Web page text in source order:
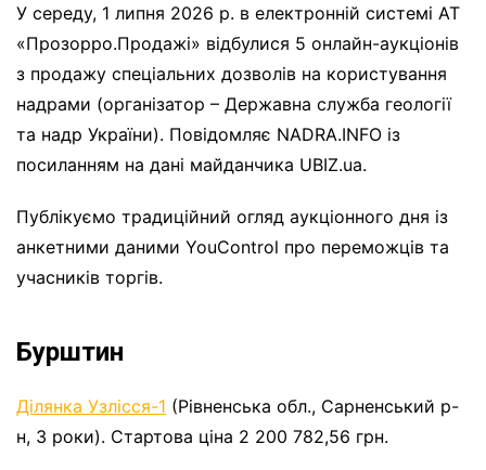
У середу, 1 липня 2026 р. в електронній системі АТ
«Прозорро.Продажі» відбулися 5 онлайн-аукціонів
з продажу спеціальних дозволів на користування
надрами (організатор – Державна служба геології
та надр України). Повідомляє NADRA.INFO із
посиланням на дані майданчика UBIZ.ua.
Публікуємо традиційний огляд аукціонного дня із
анкетними даними YouControl про переможців та
учасників торгів.
Бурштин
Ділянка Узлісся-1 (Рівненська обл., Сарненський р-
н, 3 роки). Стартова ціна 2 200 782,56 грн.